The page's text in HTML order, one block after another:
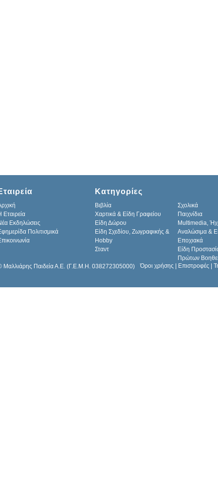
Εταιρεία
Εκδηλώσεις
Πολιτισμικά
Κατηγορίες
Βιβλία
Σχολικά
Χαρτικά & Είδη Γραφείου
Παιχνίδια
Είδη Δώρου
Multimedia,
Είδη Σχεδίου, Ζωγραφικής &
Hobby
Αναλώσιμα &
Εποχιακά
Σταντ
Είδη
Πρώτων
Μαλλιάρης Παιδεία Α.Ε. (Γ.Ε.Μ.Η. 038272305000)
Όροι χρήσης Επιστροφές